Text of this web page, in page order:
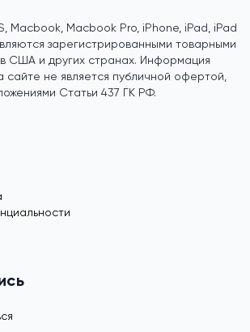
Macbook, Macbook Pro, iPhone, iPad, iPad
зарегистрированными товарными
США и других странах. Информация
сайте не является публичной офертой,
Статьи 437 ГК РФ.